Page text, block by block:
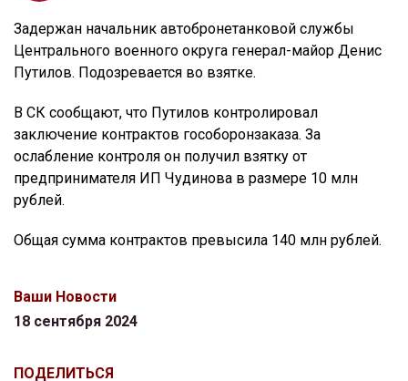
Задержан начальник автобронетанковой службы
Центрального военного округа генерал-майор Денис
Путилов. Подозревается во взятке.
В СК сообщают, что Путилов контролировал
заключение контрактов гособоронзаказа. За
ослабление контроля он получил взятку от
предпринимателя ИП Чудинова в размере 10 млн
рублей.
Общая сумма контрактов превысила 140 млн рублей.
Ваши Новости
18 сентября 2024
ПОДЕЛИТЬСЯ